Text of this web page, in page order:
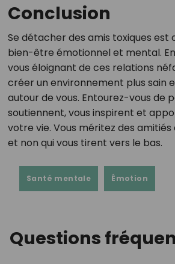
Conclusion
Se détacher des amis toxiques
bien-être émotionnel et mental.
vous éloignant de ces relations
créer un environnement plus sain
autour de vous. Entourez-vous de
soutiennent, vous inspirent et
votre vie. Vous méritez des amitiés
et non qui vous tirent vers le bas.
Santé mentale Émotion
Questions